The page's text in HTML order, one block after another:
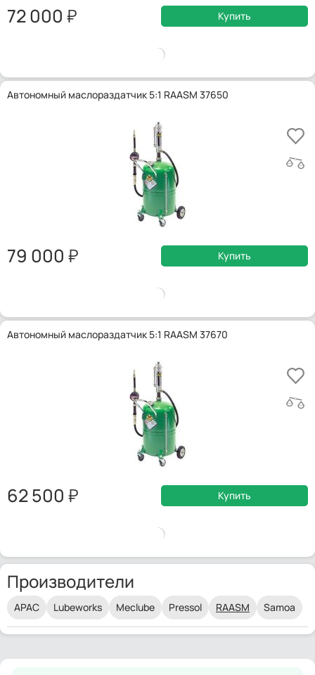
72 000 Купить
Автономный маслораздатчик 5:1 RAASM 37650
79 000 Купить
Автономный маслораздатчик 5:1 RAASM 37670
62 500 Купить
Производители
APAC Lubeworks Meclube Pressol RAASM Samoa